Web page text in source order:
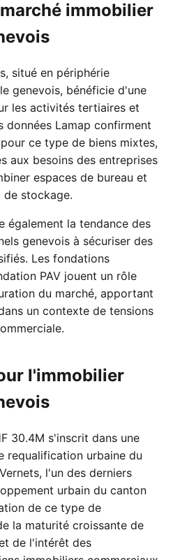
immobilier
situé en périphérie
genevois, bénéficie d'une
les activités tertiaires et
données Lamap confirment
ce type de biens mixtes,
aux besoins des entreprises
espaces de bureau et
stockage.
également la tendance des
genevois à sécuriser des
Les fondations
PAV jouent un rôle
du marché, apportant
un contexte de tensions
l'immobilier
30.4M s'inscrit dans une
requalification urbaine du
l'un des derniers
urbain du canton
de ce type de
la maturité croissante de
de l'intérêt des